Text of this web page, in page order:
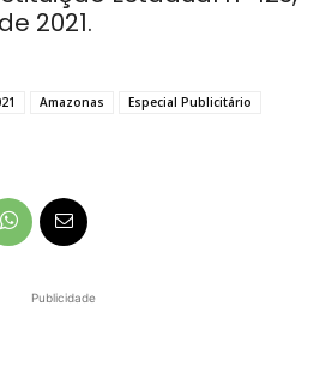
2021.
Amazonas Especial Publicitário
Publicidade